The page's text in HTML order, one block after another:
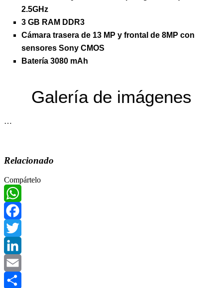
2.5GHz
3 GB RAM DDR3
Cámara trasera de 13 MP y frontal de 8MP con
sensores Sony CMOS
Batería 3080 mAh
Galería­ de imágenes
…
Relacionado
Compártelo
WhatsApp
Facebook
Twitter
LinkedIn
Email